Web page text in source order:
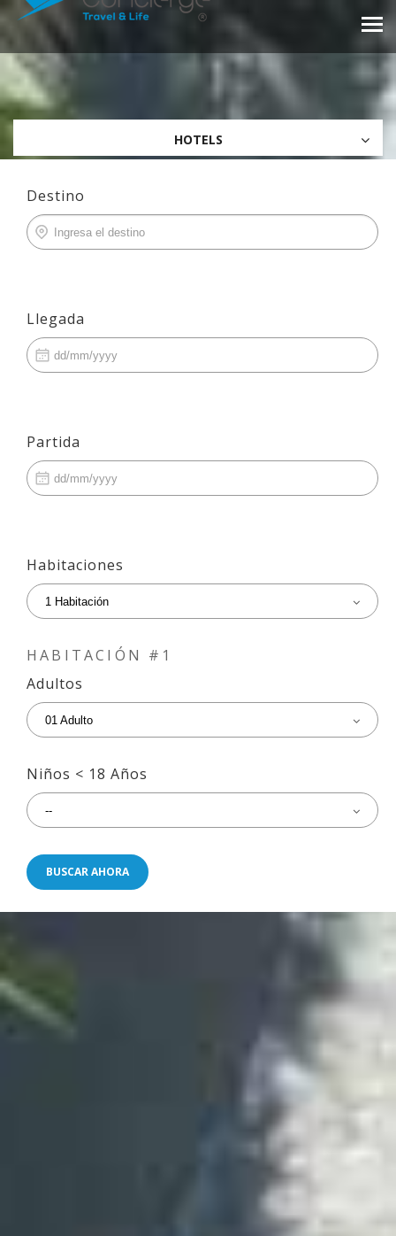
HOTELS
Destino
Llegada
Partida
Habitaciones
1 Habitación
HABITACIÓN #1
Adultos
01 Adulto
Niños < 18 Años
--
BUSCAR AHORA